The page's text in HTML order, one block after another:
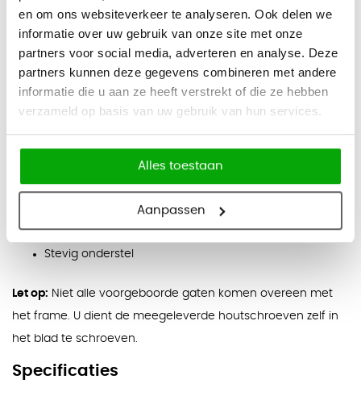
en om ons websiteverkeer te analyseren. Ook delen we
informatie over uw gebruik van onze site met onze
partners voor social media, adverteren en analyse. Deze
partners kunnen deze gegevens combineren met andere
informatie die u aan ze heeft verstrekt of die ze hebben
verzameld op basis van uw gebruik van hun services.
Alles toestaan
Aanpassen
Afmetingen
Vaste hoogte: 110 cm
240 x 100 cm
240 x 120 cm
Eigenschappen
Geschikt voor staand vergaderen en informeel
Keuze uit rechthoekige poten of ronde poten
Melamine toplaag: duurzaam en
onderhoudsvriendelijk
Stevig onderstel
Let op: Niet alle voorgeboorde gaten komen overeen met
het frame. U dient de meegeleverde houtschroeven zelf in
het blad te schroeven.
Specificaties